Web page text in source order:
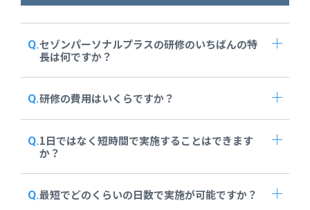
セゾンパーソナルプラスの研修のいちばんの特
長は何ですか？
研修の費用はいくらですか？
1日ではなく短時間で実施することはできます
か？
最短でどのくらいの日数で実施が可能ですか？